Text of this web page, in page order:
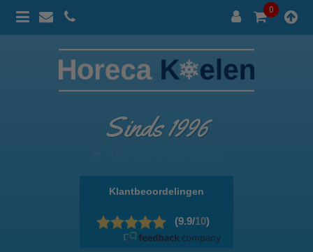
0
Sinds 1996